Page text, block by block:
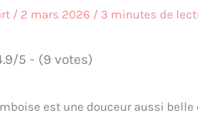
/ 2 mars 2026 / 3 minutes de
5 - (9 votes)
est une douceur aussi